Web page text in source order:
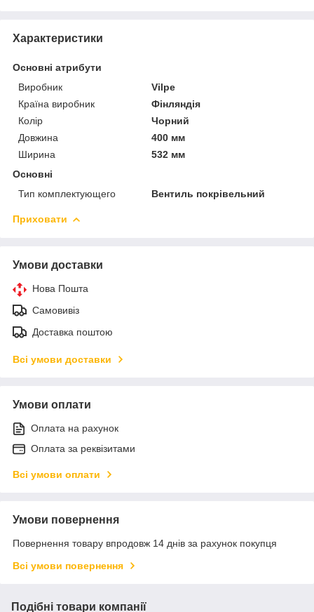
Характеристики
Основні атрибути
Виробник
Vilpe
Країна виробник
Фінляндія
Колір
Чорний
Довжина
400 мм
Ширина
532 мм
Основні
Тип комплектующего
Вентиль покрівельний
Приховати
Умови доставки
Нова Пошта
Самовивіз
Доставка поштою
Всі умови доставки
Умови оплати
Оплата на рахунок
Оплата за реквізитами
Всі умови оплати
Умови повернення
Повернення товару впродовж 14 днів за рахунок покупця
Всі умови повернення
Подібні товари компанії